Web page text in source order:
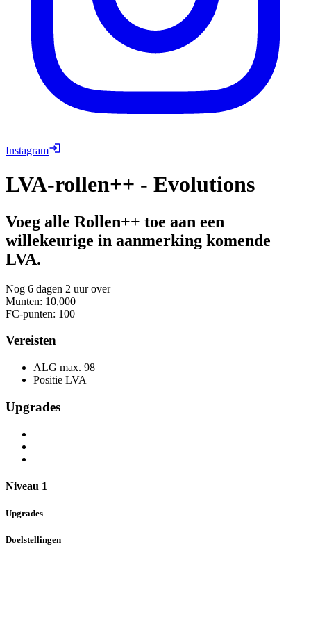
Instagram
LVA-rollen++ - Evolutions
Voeg alle Rollen++ toe aan een
willekeurige in aanmerking komende
LVA.
Nog 6 dagen 2 uur over
Munten: 10,000
FC-punten: 100
Vereisten
ALG max. 98
Positie LVA
Upgrades
Niveau 1
Upgrades
Doelstellingen